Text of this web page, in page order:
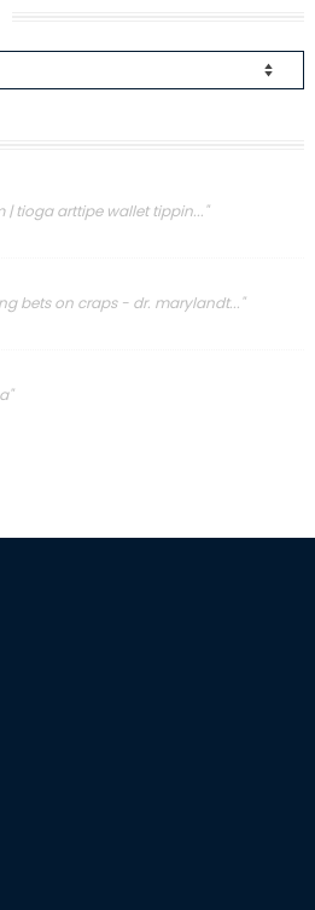
| tioga arttipe wallet tippin..."
bets on craps - dr. marylandt..."